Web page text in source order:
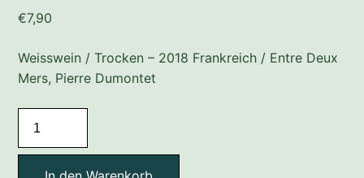
€7,90
Weisswein / Trocken – 2018 Frankreich / Entre Deux
Mers, Pierre Dumontet
Gauthier
Lalande